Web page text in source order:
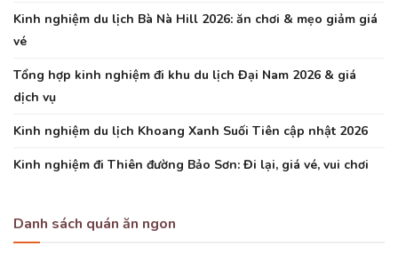
Kinh nghiệm du lịch Bà Nà Hill 2026: ăn chơi & mẹo giảm giá
vé
Tổng hợp kinh nghiệm đi khu du lịch Đại Nam 2026 & giá
dịch vụ
Kinh nghiệm du lịch Khoang Xanh Suối Tiên cập nhật 2026
Kinh nghiệm đi Thiên đường Bảo Sơn: Đi lại, giá vé, vui chơi
Danh sách quán ăn ngon